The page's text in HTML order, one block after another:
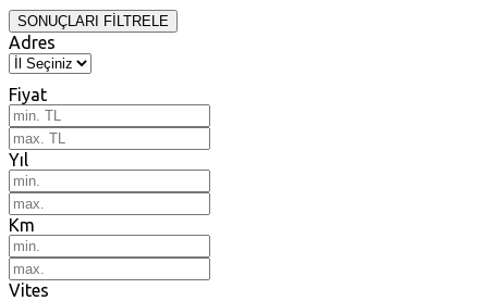
SONUÇLARI FİLTRELE
Adres
Fiyat
Yıl
Km
Vites